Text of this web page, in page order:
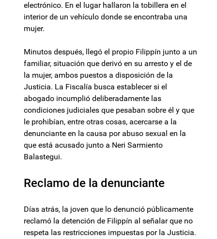
electrónico. En el lugar hallaron la tobillera en el
interior de un vehículo donde se encontraba una
mujer.
Minutos después, llegó el propio Filippín junto a un
familiar, situación que derivó en su arresto y el de
la mujer, ambos puestos a disposición de la
Justicia. La Fiscalía busca establecer si el
abogado incumplió deliberadamente las
condiciones judiciales que pesaban sobre él y que
le prohibían, entre otras cosas, acercarse a la
denunciante en la causa por abuso sexual en la
que está acusado junto a Neri Sarmiento
Balastegui.
Reclamo de la denunciante
Días atrás, la joven que lo denunció públicamente
reclamó la detención de Filippín al señalar que no
respeta las restricciones impuestas por la Justicia.